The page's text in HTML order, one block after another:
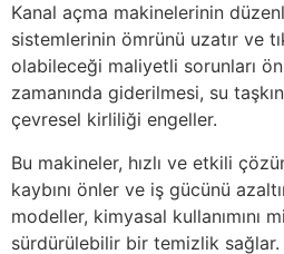
Kanal açma makinelerinin
sistemlerinin ömrünü uzatır ve
olabileceği maliyetli sorunları
zamanında giderilmesi, su
çevresel kirliliği engeller.
Bu makineler, hızlı ve etkili
kaybını önler ve iş gücünü
modeller, kimyasal kullanımını
sürdürülebilir bir temizlik sağlar.